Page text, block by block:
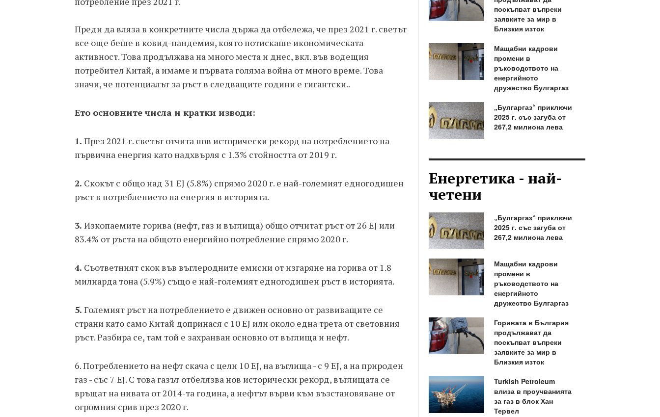
Преди да вляза в конкретните числа държа да отбележа, че през 2021 г. светът
все още беше в ковид-пандемия, която потискаше икономическата
активност. Това продължава на много места и днес, вкл. във водещия
потребител Китай, а имаме и първата голяма война от много време. Това
значи, че потенциалът за ръст в следващите години е гигантски..
Ето основните числа и кратки изводи:
1. През 2021 г. светът отчита нов исторически рекорд на потреблението на
първична енергия като надхвърля с 1.3% стойността от 2019 г.
2. Скокът с общо над 31 EJ (5.8%) спрямо 2020 г. е най-големият едногодишен
ръст в потреблението на енергия в историята.
3. Изкопаемите горива (нефт, газ и въглища) общо отчитат ръст от 26 EJ или
83.4% от ръста на общото енергийно потребление спрямо 2020 г.
4. Съответният скок във въглеродните емисии от изгаряне на горива от 1.8
милиарда тона (5.9%) също е най-големият едногодишен ръст в историята.
5. Големият ръст на потреблението е движен основно от развиващите се
страни като само Китай допринася с 10 EJ или около една трета от световния
ръст. Разбира се, там той е захранван основно от въглища и нефт.
6. Потреблението на нефт скача с цели 10 EJ, на въглища - с 9 EJ, а на природен
газ - със 7 EJ. С това газът отбелязва нов исторически рекорд, въглищата се
връщат на нивата от 2014-та година, а нефтът върви към възстановяване от
огромния срив през 2020 г.
поскъпват въпреки
заявките за мир в
Близкия изток
Мащабни кадрови
промени в
ръководството на
енергийното
дружество Булгаргаз
„Булгаргаз“ приключи
2025 г. със загуба от
267,2 милиона лева
Енергетика - най-
четени
„Булгаргаз“ приключи
2025 г. със загуба от
267,2 милиона лева
Мащабни кадрови
промени в
ръководството на
енергийното
дружество Булгаргаз
Горивата в България
продължават да
поскъпват въпреки
заявките за мир в
Близкия изток
Turkish Petroleum
влиза в проучванията
за газ в блок Хан
Тервел